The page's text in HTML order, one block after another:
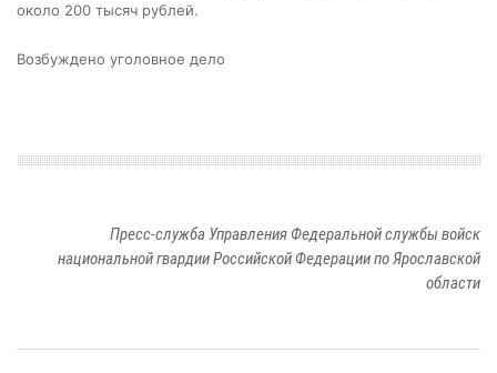
около 200 тысяч рублей.
Возбуждено уголовное дело
Пресс-служба Управления Федеральной службы войск
национальной гвардии Российской Федерации по Ярославской
области